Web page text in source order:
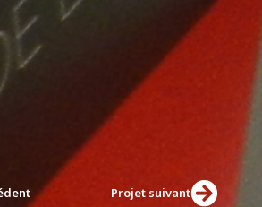
Projet suivant